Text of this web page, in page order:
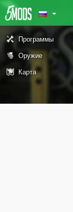
Программы
Оружие
Карта